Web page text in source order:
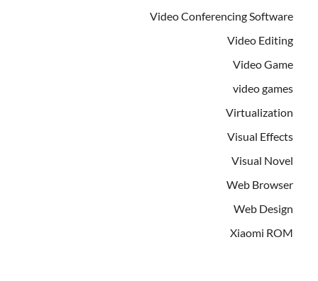
Video Conferencing Software
Video Editing
Video Game
video games
Virtualization
Visual Effects
Visual Novel
Web Browser
Web Design
Xiaomi ROM